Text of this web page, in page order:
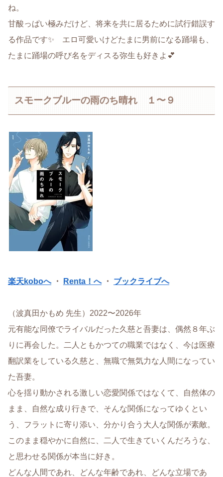
ね。
甘酸っぱい極みだけど、将来を共に居るために試行錯誤す
る作品です✨ エロ可愛いけどたまに男前になる踊場も、
たまに踊場の呼び名をディスる弥生も好きよ💕
スモークブルーの雨のち晴れ １〜９
楽天koboへ・ Renta！へ・ ブックライブへ
（波真田かもめ 先生）2022〜2026年
元有能な同僚でライバルだった久慈と吾妻は、偶然８年ぶ
りに再会した。二人ともかつての職業ではなく、今は医療
翻訳業をしている久慈と、無職で無気力な人間になってい
た吾妻。
心を揺り動かされる激しい恋愛関係ではなくて、自然体の
まま、自然な成り行きで、そんな関係になってゆくとい
う、フラットに寄り添い、分かり合う大人な関係が素敵。
このまま穏やかに自然に、二人で生きていくんだろうな、
と思わせる関係が本当に好き。
どんな人間であれ、どんな年齢であれ、どんな立場であ